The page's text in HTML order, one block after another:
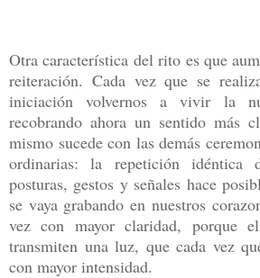
Otra característica del rito es que
reiteración. Cada vez que se
iniciación volvernos a vivir la
recobrando ahora un sentido más
mismo sucede con las demás
ordinarias: la repetición idéntica
posturas, gestos y señales hace
se vaya grabando en nuestros
vez con mayor claridad, porque
transmiten una luz, que cada vez
con mayor intensidad.